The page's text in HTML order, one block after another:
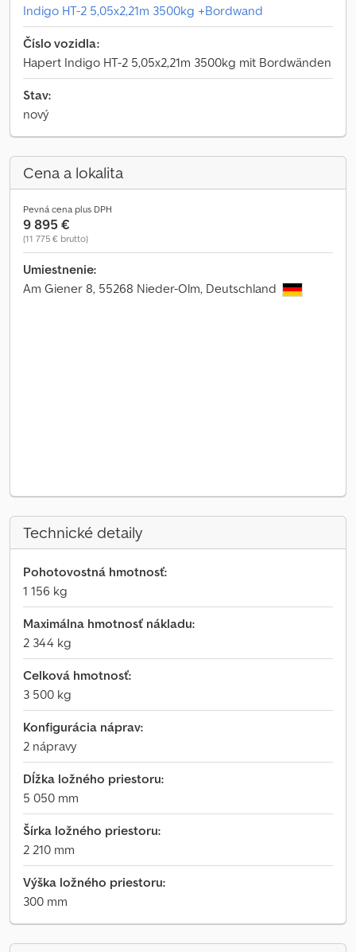
Indigo HT-2 5,05x2,21m 3500kg +Bordwand
Číslo vozidla:
Hapert Indigo HT-2 5,05x2,21m 3500kg mit Bordwänden
Stav:
nový
Cena a lokalita
Pevná cena plus DPH
9 895 €
(11 775 € brutto)
Umiestnenie:
Am Giener 8, 55268 Nieder-Olm, Deutschland
Technické detaily
Pohotovostná hmotnosť:
1 156 kg
Maximálna hmotnosť nákladu:
2 344 kg
Celková hmotnosť:
3 500 kg
Konfigurácia náprav:
2 nápravy
Dĺžka ložného priestoru:
5 050 mm
Šírka ložného priestoru:
2 210 mm
Výška ložného priestoru:
300 mm